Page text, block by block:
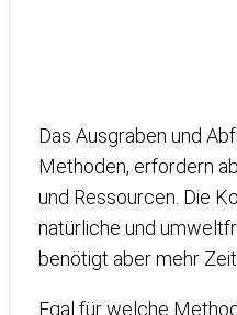
Das Ausgraben und
Methoden, erfordern
und Ressourcen. Die
natürliche und
benötigt aber mehr Zeit.
Egal für welche